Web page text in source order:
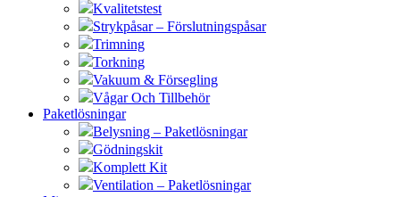
Kvalitetstest
Strykpåsar – Förslutningspåsar
Trimning
Torkning
Vakuum & Försegling
Vågar Och Tillbehör
Paketlösningar
Belysning – Paketlösningar
Gödningskit
Komplett Kit
Ventilation – Paketlösningar